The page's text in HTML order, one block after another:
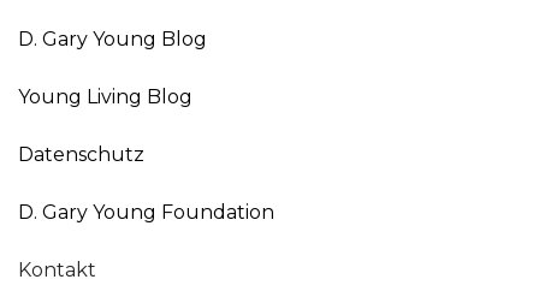
D. Gary Young Blog
Young Living Blog
Datenschutz
D. Gary Young Foundation
Kontakt